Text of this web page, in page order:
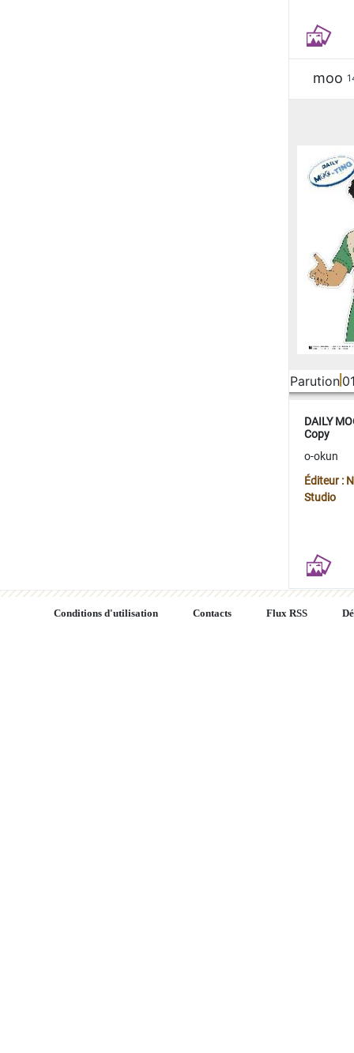
moo
Parution
DAILY
Copy
o-okun
Éditeur :
Studio
Conditions d'utilisation Contacts Flux RSS